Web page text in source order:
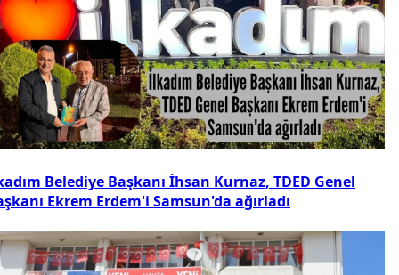
Belediye Başkanı İhsan Kurnaz, TDED Genel
Ekrem Erdem'i Samsun'da ağırladı